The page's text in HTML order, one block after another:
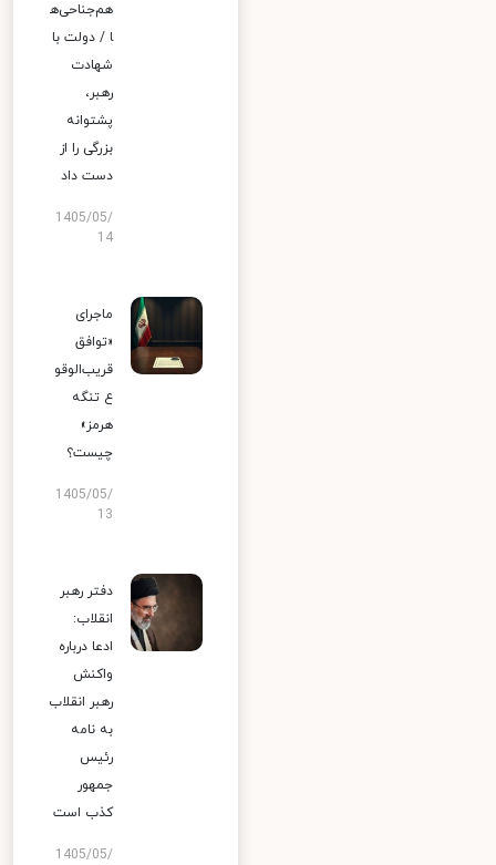
هم‌جناحی‌ه
ا / دولت با
شهادت
رهبر،
پشتوانه
بزرگی را از
دست داد
1405/05/
14
ماجرای
«توافق
قریب‌الوقو
ع تنگه
هرمز»
چیست؟
1405/05/
13
دفتر رهبر
انقلاب:
ادعا درباره
واکنش
رهبر انقلاب
به نامه
رئیس
جمهور
کذب است
1405/05/